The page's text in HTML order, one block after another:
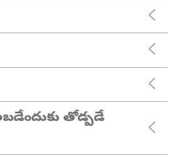
తోడ్పడే